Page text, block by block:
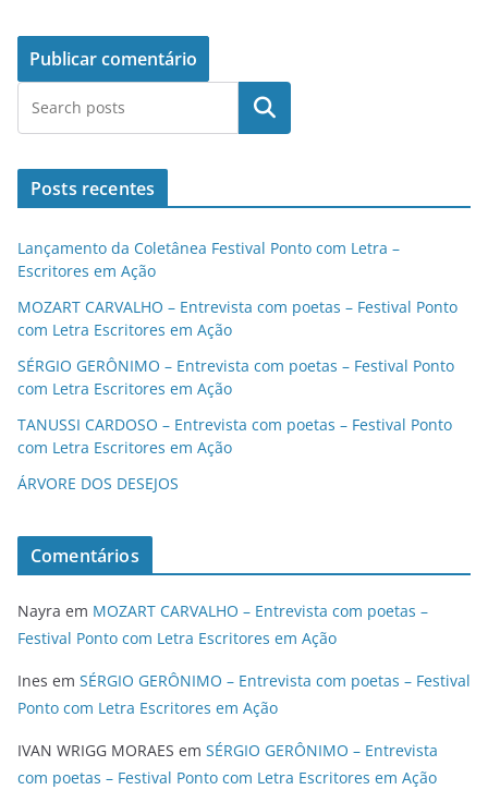
Pesquisar
Posts recentes
Lançamento da Coletânea Festival Ponto com Letra –
Escritores em Ação
MOZART CARVALHO – Entrevista com poetas – Festival Ponto
com Letra Escritores em Ação
SÉRGIO GERÔNIMO – Entrevista com poetas – Festival Ponto
com Letra Escritores em Ação
TANUSSI CARDOSO – Entrevista com poetas – Festival Ponto
com Letra Escritores em Ação
ÁRVORE DOS DESEJOS
Comentários
Nayra em MOZART CARVALHO – Entrevista com poetas –
Festival Ponto com Letra Escritores em Ação
Ines em SÉRGIO GERÔNIMO – Entrevista com poetas – Festival
Ponto com Letra Escritores em Ação
IVAN WRIGG MORAES em SÉRGIO GERÔNIMO – Entrevista
com poetas – Festival Ponto com Letra Escritores em Ação